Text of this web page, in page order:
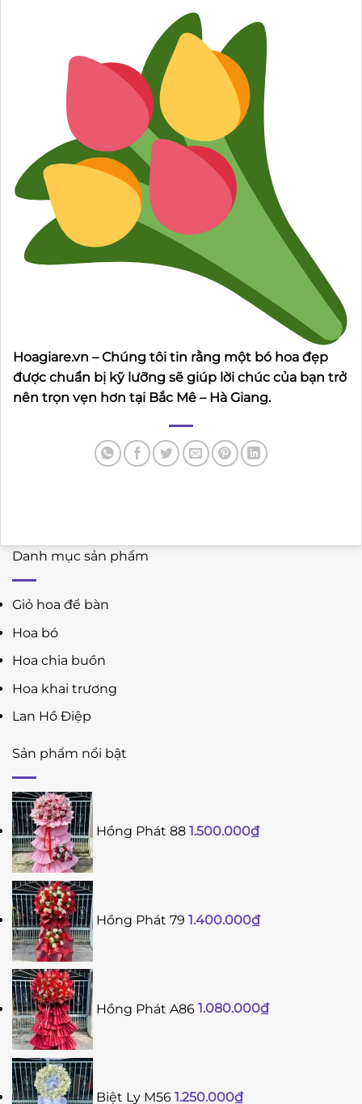
Danh mục sản phẩm
Giỏ hoa để bàn
Hoa bó
Hoa chia buồn
Hoa khai trương
Lan Hồ Điệp
Sản phẩm nổi bật
Hồng Phát 88 1.500.000₫
Hồng Phát 79 1.400.000₫
Hồng Phát A86 1.080.000₫
Biệt Ly M56 1.250.000₫
Hoagiare.vn – Chúng tôi tin rằng một bó hoa đẹp
được chuẩn bị kỹ lưỡng sẽ giúp lời chúc của bạn trở
nên trọn vẹn hơn tại Bắc Mê – Hà Giang.